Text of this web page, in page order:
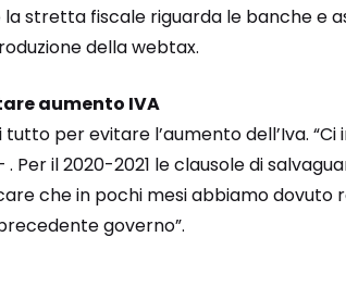
stretta fiscale riguarda le banche e
della webtax.
aumento IVA
per evitare l’aumento dell’Iva.
Per il 2020-2021 le clausole di
che in pochi mesi abbiamo dovuto
governo”.